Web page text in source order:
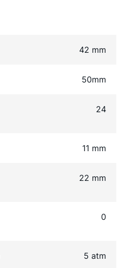
42 mm
50mm
24
11 mm
22 mm
0
5 atm